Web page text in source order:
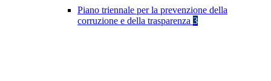
Piano triennale per la prevenzione della
corruzione e della trasparenza 3